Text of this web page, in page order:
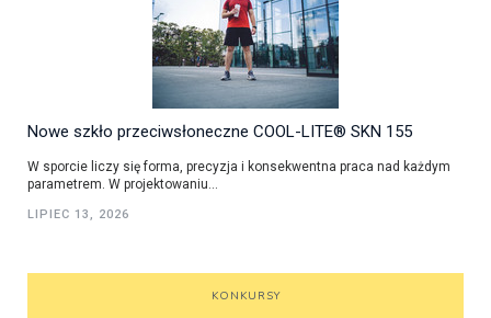
Nowe szkło przeciwsłoneczne COOL-LITE® SKN 155
W sporcie liczy się forma, precyzja i konsekwentna praca nad każdym
parametrem. W projektowaniu...
LIPIEC 13, 2026
KONKURSY